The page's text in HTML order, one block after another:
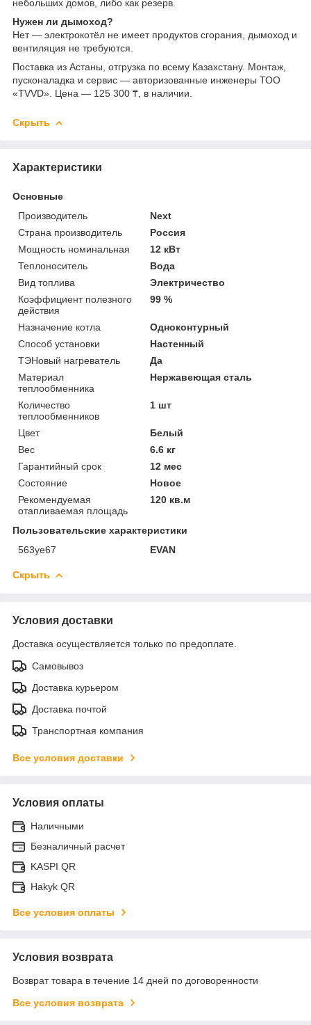
небольших домов, либо как резерв.
Нужен ли дымоход?
Нет — электрокотёл не имеет продуктов сгорания, дымоход и
вентиляция не требуются.
Поставка из Астаны, отгрузка по всему Казахстану. Монтаж,
пусконаладка и сервис — авторизованные инженеры ТОО
«TVVD». Цена — 125 300 ₸, в наличии.
Скрыть
Характеристики
Основные
Производитель
Next
Страна производитель
Россия
Мощность номинальная
12 кВт
Теплоноситель
Вода
Вид топлива
Электричество
Коэффициент полезного
действия
99 %
Назначение котла
Одноконтурный
Способ установки
Настенный
ТЭНовый нагреватель
Да
Материал
теплообменника
Нержавеющая сталь
Количество
теплообменников
1 шт
Цвет
Белый
Вес
6.6 кг
Гарантийный срок
12 мес
Состояние
Новое
Рекомендуемая
отапливаемая площадь
120 кв.м
Пользовательские характеристики
563уе67
EVAN
Скрыть
Условия доставки
Доставка осуществляется только по предоплате.
Самовывоз
Доставка курьером
Доставка почтой
Транспортная компания
Все условия доставки
Условия оплаты
Наличными
Безналичный расчет
KASPI QR
Hakyk QR
Все условия оплаты
Условия возврата
Возврат товара в течение 14 дней по договоренности
Все условия возврата